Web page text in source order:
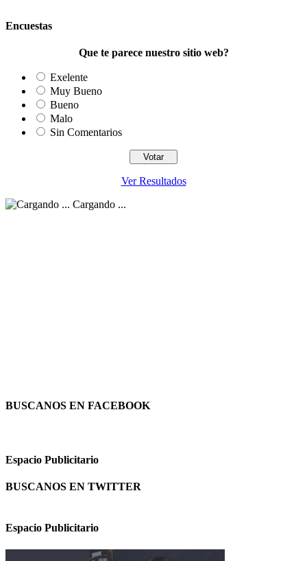
Encuestas
Que te parece nuestro sitio web?
Exelente
Muy Bueno
Bueno
Malo
Sin Comentarios
Ver Resultados
Cargando ...
BUSCANOS EN FACEBOOK
Espacio Publicitario
BUSCANOS EN TWITTER
Espacio Publicitario